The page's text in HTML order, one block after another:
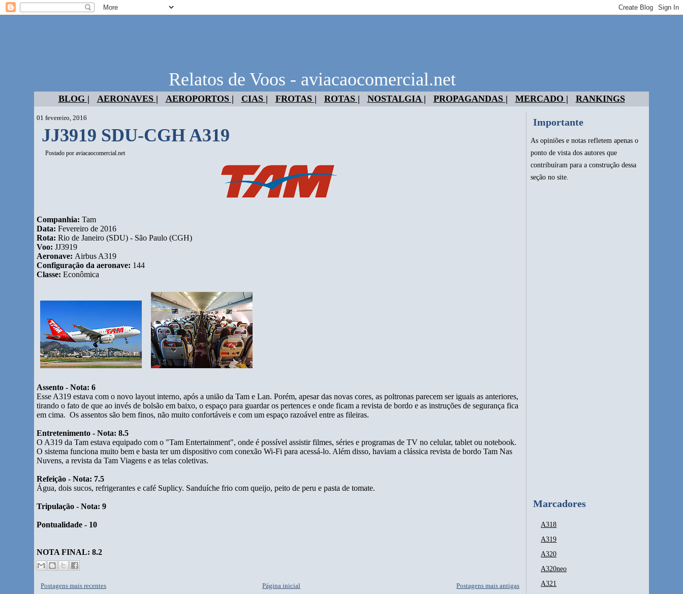
Relatos de Voos - aviacaocomercial.net
BLOG | AERONAVES | AEROPORTOS | CIAS | FROTAS | ROTAS | NOSTALGIA | PROPAGANDAS | MERCADO | RANKINGS
01 fevereiro, 2016
JJ3919 SDU-CGH A319
Postado poraviacaocomercial.net
Companhia:Tam
Data:Fevereiro de 2016
Rota:Rio de Janeiro (SDU) - São Paulo (CGH)
Voo:JJ3919
Aeronave: Airbus A319
Configuração da aeronave: 144
Classe:Econômica
Assento - Nota: 6
Esse A319 estava com o novo layout interno, após a união da Tam e Lan. Porém, apesar das novas cores, as poltronas parecem ser iguais as anteriores,
tirando o fato de que ao invés de bolsão em baixo, o espaço para guardar os pertences e onde ficam a revista de bordo e as instruções de segurança fica
em cima. Os assentos são bem finos, não muito confortáveis e com um espaço razoável entre as fileiras.
Entretenimento - Nota: 8.5
O A319 da Tam estava equipado com o "Tam Entertainment", onde é possível assistir filmes, séries e programas de TV no celular, tablet ou notebook.
O sistema funciona muito bem e basta ter um dispositivo com conexão Wi-Fi para acessá-lo. Além disso, haviam a clássica revista de bordo Tam Nas
Nuvens, a revista da Tam Viagens e as telas coletivas.
Refeição - Nota: 7.5
Água, dois sucos, refrigerantes e café Suplicy. Sanduíche frio com queijo, peito de peru e pasta de tomate.
Tripulação - Nota: 9
Pontualidade - 10
NOTA FINAL: 8.2
Postagens mais recentes Postagens mais antigas
Página inicial
Importante
As opiniões e notas refletem apenas o
ponto de vista dos autores que
contribuíram para a construção dessa
seção no site.
Marcadores
A318
A319
A320
A320neo
A321